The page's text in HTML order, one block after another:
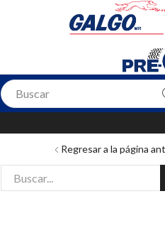
Regresar a la página